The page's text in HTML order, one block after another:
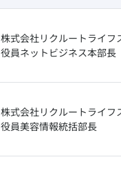
株式会社リクルートライ
役員ネットビジネス本部長
株式会社リクルートライ
役員美容情報統括部長